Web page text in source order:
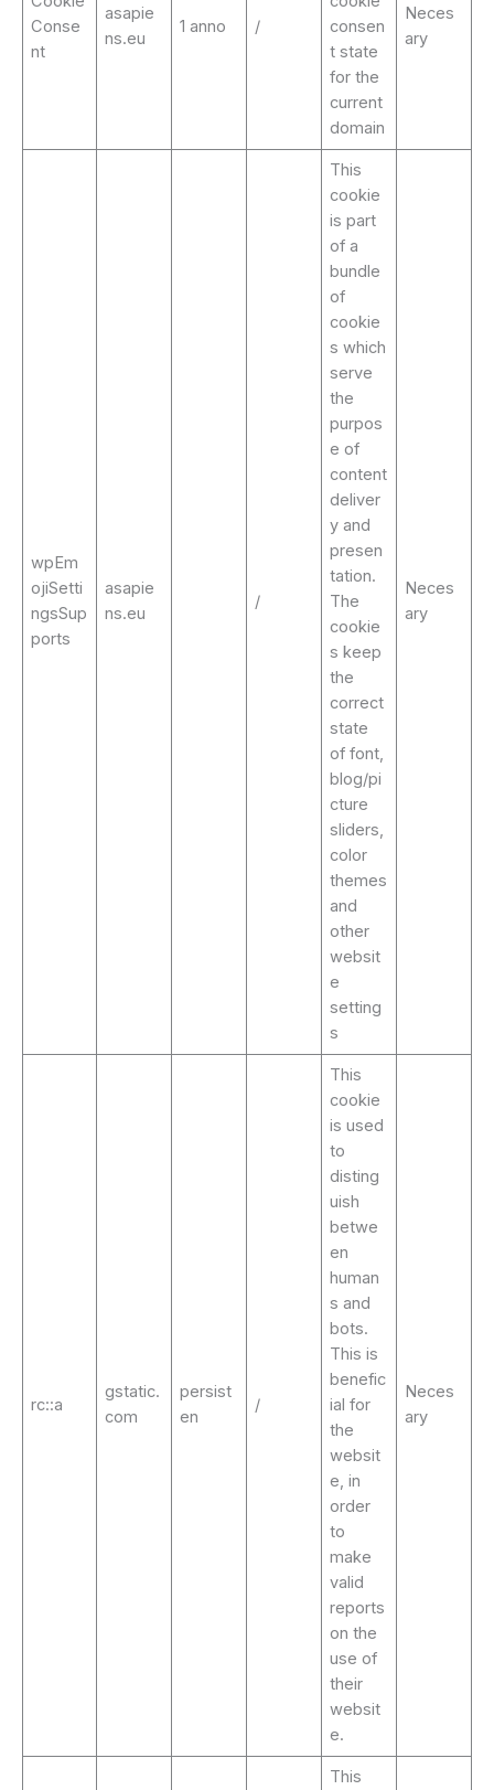
Conse
nt
asapie
ns.eu
1 anno /
consen
t state
for the
current
domain
Neces
ary
wpEm
ojiSetti
ngsSup
ports
asapie
ns.eu
/
This
cookie
is part
of a
bundle
of
cookie
s which
serve
the
purpos
e of
content
deliver
y and
presen
tation.
The
cookie
s keep
the
correct
state
of font,
blog/pi
cture
sliders,
color
themes
and
other
websit
e
setting
s
Neces
ary
rc::a
gstatic.
com
persist
en
/
This
cookie
is used
to
disting
uish
betwe
en
human
s and
bots.
This is
benefic
ial for
the
websit
e, in
order
to
make
valid
reports
on the
use of
their
websit
e.
Neces
ary
This